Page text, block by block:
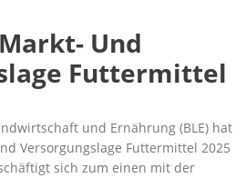
Und
Futtermittel
und Ernährung (BLE) hat
Versorgungslage Futtermittel 2025
sich zum einen mit der